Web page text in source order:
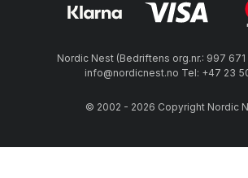
Nordic Nest (Bedriftens org.nr.: 997
info@nordicnest.no Tel: +47 23
© 2002 - 2026 Copyright Nordic